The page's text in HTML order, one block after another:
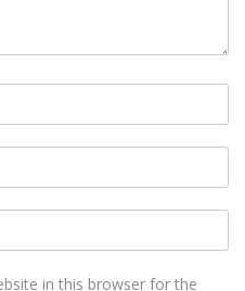
in this browser for the